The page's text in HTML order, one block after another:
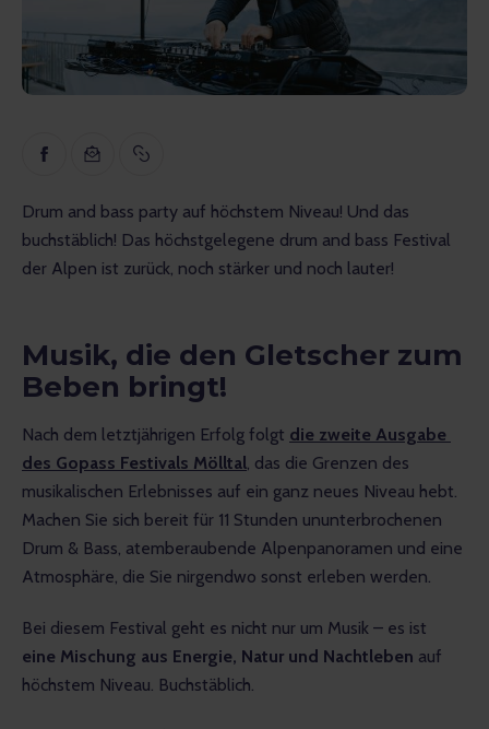
Gespräche
Bewertungen
Drum and bass party auf höchstem Niveau! Und das
buchstäblich! Das höchstgelegene drum and bass Festival
der Alpen ist zurück, noch stärker und noch lauter!
Musik, die den Gletscher zum
Beben bringt!
Nach dem letztjährigen Erfolg folgt die zweite Ausgabe
des Gopass Festivals Mölltal, das die Grenzen des
musikalischen Erlebnisses auf ein ganz neues Niveau hebt.
Machen Sie sich bereit für 11 Stunden ununterbrochenen
Drum & Bass, atemberaubende Alpenpanoramen und eine
Atmosphäre, die Sie nirgendwo sonst erleben werden.
Bei diesem Festival geht es nicht nur um Musik – es ist
eine Mischung aus Energie, Natur und Nachtleben auf
höchstem Niveau. Buchstäblich.